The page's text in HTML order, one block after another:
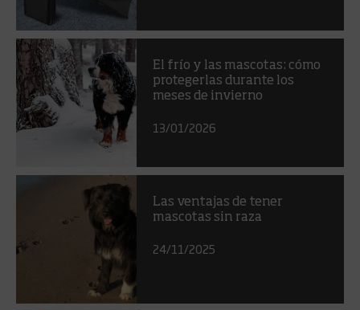
El frío y las mascotas: cómo
protegerlas durante los
meses de invierno
13/01/2026
Las ventajas de tener
mascotas sin raza
24/11/2025